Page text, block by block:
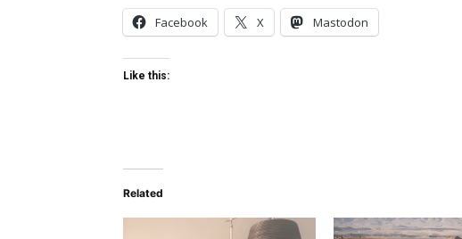
Facebook X Mastodon
Like this:
Related